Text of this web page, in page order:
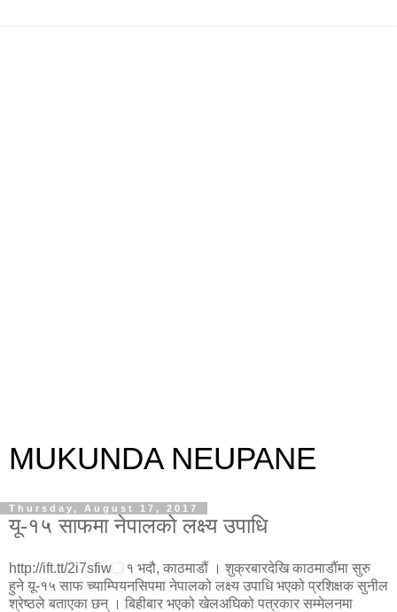
MUKUNDA NEUPANE
Thursday, August 17, 2017
यू-१५ साफमा नेपालको लक्ष्य उपाधि
http://ift.tt/2i7sfiw
१ भदौ, काठमाडौं । शुक्रबारदेखि काठमाडौंमा सुरु
हुने यू-१५ साफ च्याम्पियनसिपमा नेपालको लक्ष्य उपाधि भएको प्रशिक्षक सुनील
श्रेष्ठले बताएका छन् । बिहीबार भएको खेलअघिको पत्रकार सम्मेलनमा